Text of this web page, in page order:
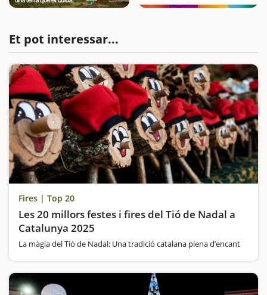
Et pot interessar...
Fires | Top 20
Les 20 millors festes i fires del Tió de Nadal a
Catalunya 2025
La màgia del Tió de Nadal: Una tradició catalana plena d’encant